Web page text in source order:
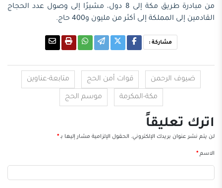
من مبادرة طريق مكة إلى 8 دول، مشيرًا إلى وصول عدد الحجاج
القادمين إلى المملكة إلى أكثر من مليون و400 حاج.
مشاركة :
ضيوف الرحمن قوات أمن الحج متابعة-عناوين
مكة-المكرمة موسم الحج
اترك تعليقاً
لن يتم نشر عنوان بريدك الإلكتروني. الحقول الإلزامية مشار إليها بـ*
الاسم*